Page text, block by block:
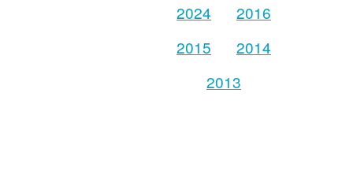
2024
2016
2015
2014
2013